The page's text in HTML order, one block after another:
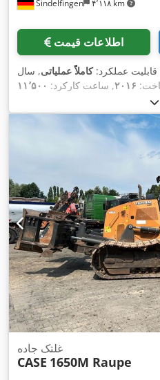
Sindelfingen ۴٬۱۱۸ km
اطلاعات قیمت
قابلیت عملکرد:کاملاً عملیاتی, سال
۲۰۱۶, ساعت کارکرد:
غلتک جاده
CASE 1650M Raupe